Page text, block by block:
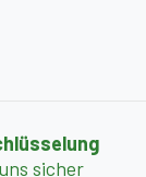
sicher